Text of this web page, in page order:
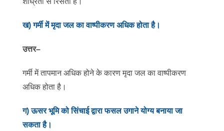
ख) गर्मी में मृदा जल का वाष्पीकरण अधिक होता है।
उत्तर–
गर्मी में तापमान अधिक होने के कारण मृदा जल का वाष्पीकरण
अधिक होता है।
ग) ऊसर भूमि को सिंचाई द्वारा फसल उगाने योग्य बनाया जा
सकता है।